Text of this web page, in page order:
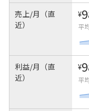
売上/月（直
近）
¥
平
利益/月（直
近）
¥
平